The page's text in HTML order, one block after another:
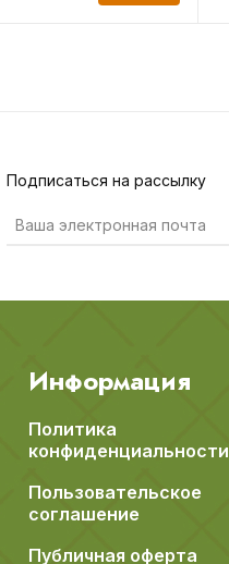
Подписаться на рассылку
Информация
Политика
конфиденциальности
Пользовательское
соглашение
Публичная оферта